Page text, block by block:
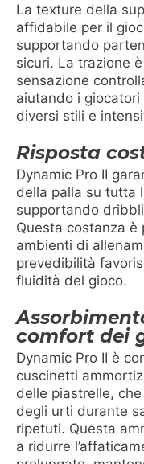
La texture della
affidabile per il
supportando
sicuri. La trazione
sensazione
aiutando i
diversi stili e
Risposta
Dynamic Pro II
della palla su tutta
supportando
Questa costanza è
ambienti di
prevedibilità
fluidità del gioco.
comfort dei
Dynamic Pro II è
cuscinetti
delle piastrelle,
degli urti durante
ripetuti. Questa
a ridurre